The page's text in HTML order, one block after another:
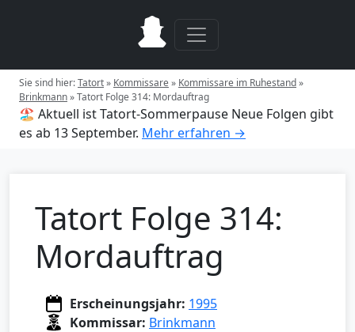
Sie sind hier:Tatort» Kommissare» Kommissare im Ruhestand»
Brinkmann»Tatort Folge 314: Mordauftrag
🏖️ Aktuell ist Tatort-Sommerpause Neue Folgen gibt
es ab 13 September. Mehr erfahren →
Tatort Folge 314:
Mordauftrag
Erscheinungsjahr: 1995
Kommissar: Brinkmann